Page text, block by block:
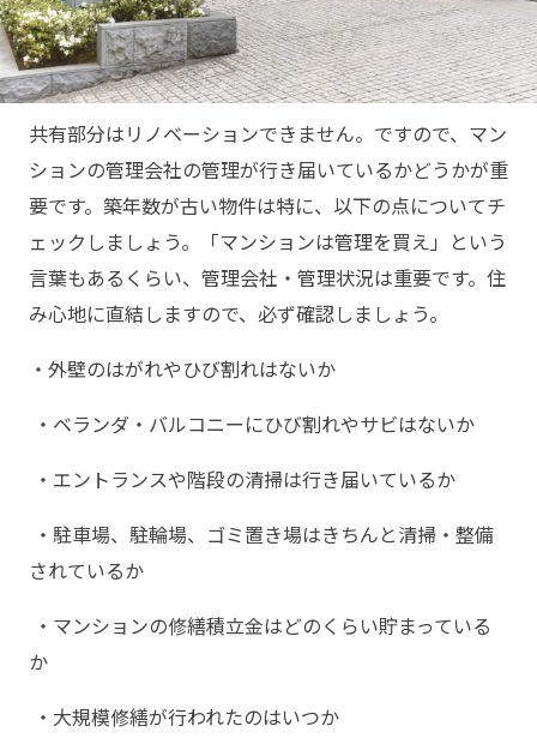
共有部分はリノベーションできません。ですので、マン
ションの管理会社の管理が行き届いているかどうかが重
要です。築年数が古い物件は特に、以下の点についてチ
ェックしましょう。「マンションは管理を買え」という
言葉もあるくらい、管理会社・管理状況は重要です。住
み心地に直結しますので、必ず確認しましょう。
・外壁のはがれやひび割れはないか
・ベランダ・バルコニーにひび割れやサビはないか
・エントランスや階段の清掃は行き届いているか
・駐車場、駐輪場、ゴミ置き場はきちんと清掃・整備
されているか
・マンションの修繕積立金はどのくらい貯まっている
か
・大規模修繕が行われたのはいつか